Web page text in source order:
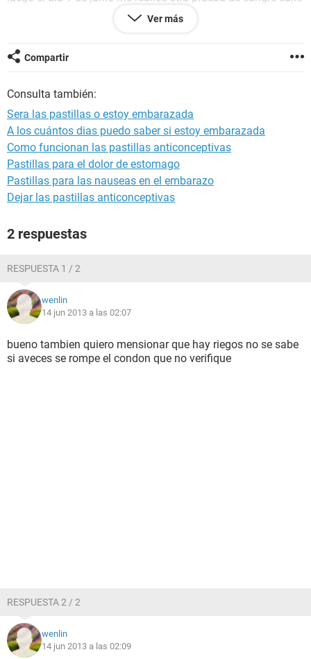
negativo el dia 2 volvi a reglar pero aun me siento mal y me
duelen las caderas de vez en cuando me dulen los ovarios
me vuelvo hacer otra prueba que ago ayudaaa
Ver más
Compartir
Consulta también:
Sera las pastillas o estoy embarazada
A los cuántos dias puedo saber si estoy embarazada
Como funcionan las pastillas anticonceptivas
Pastillas para el dolor de estomago
Pastillas para las nauseas en el embarazo
Dejar las pastillas anticonceptivas
2 respuestas
RESPUESTA 1 / 2
wenlin
14 jun 2013 a las 02:07
bueno tambien quiero mensionar que hay riegos no se sabe
si aveces se rompe el condon que no verifique
RESPUESTA 2 / 2
wenlin
14 jun 2013 a las 02:09